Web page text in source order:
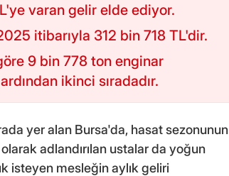
varan gelir elde ediyor.
itibarıyla 312 bin 718 TL'dir.
9 bin 778 ton enginar
ikinci sıradadır.
yer alan Bursa'da, hasat sezonunun
adlandırılan ustalar da yoğun
isteyen mesleğin aylık geliri